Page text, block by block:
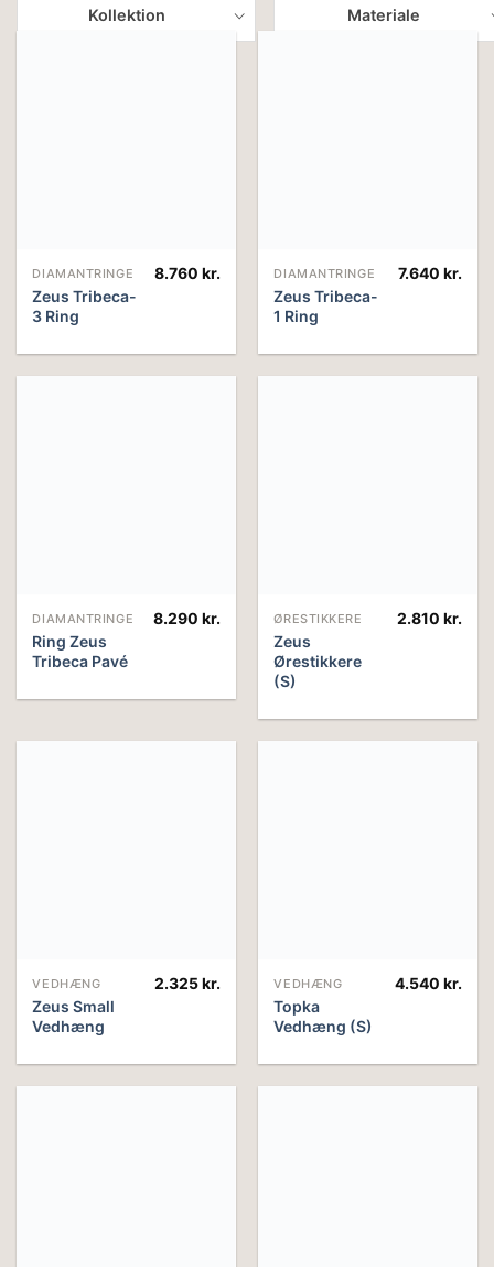
Kollektion Materiale
DIAMANTRINGE
Zeus Tribeca-
3 Ring
8.760 kr. DIAMANTRINGE
Zeus Tribeca-
1 Ring
7.640 kr.
DIAMANTRINGE
Ring Zeus
Tribeca Pavé
8.290 kr. ØRESTIKKERE
Zeus
Ørestikkere
(S)
2.810 kr.
VEDHÆNG
Zeus Small
Vedhæng
2.325kr. VEDHÆNG
Topka
Vedhæng (S)
4.540 kr.